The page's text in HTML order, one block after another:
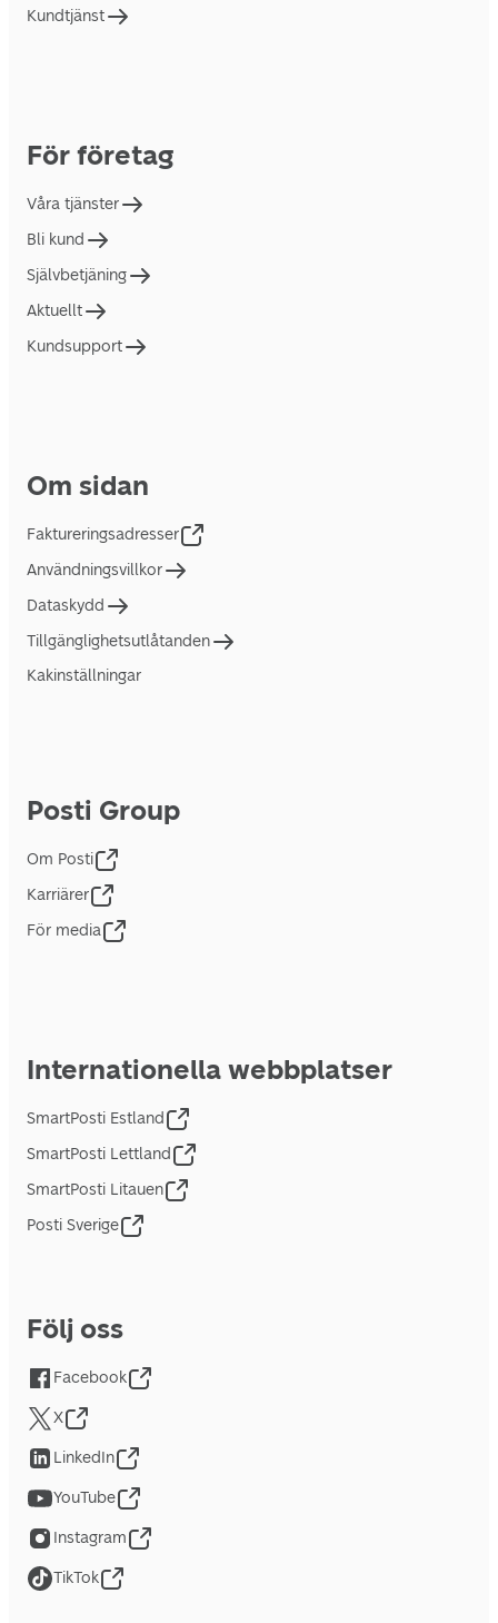
Kundtjänst
För företag
Våra tjänster
Bli kund
Självbetjäning
Aktuellt
Kundsupport
Om sidan
Faktureringsadresser
Användningsvillkor
Dataskydd
Tillgänglighetsutlåtanden
Kakinställningar
Posti Group
Om Posti
Karriärer
För media
Internationella webbplatser
SmartPosti Estland
SmartPosti Lettland
SmartPosti Litauen
Posti Sverige
Följ oss
Facebook
X
LinkedIn
YouTube
Instagram
TikTok